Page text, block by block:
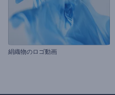
絹織物のロゴ動画